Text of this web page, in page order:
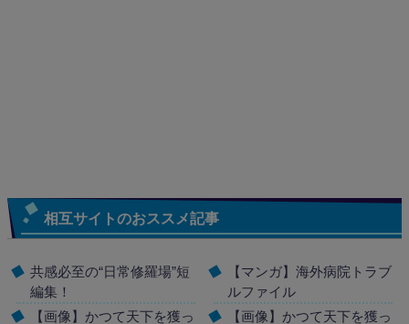
相互サイトのおススメ記事
共感必至の“日常修羅場”短
編集！
【画像】かつて天下を獲っ
【マンガ】海外病院トラブ
ルファイル
【画像】かつて天下を獲っ